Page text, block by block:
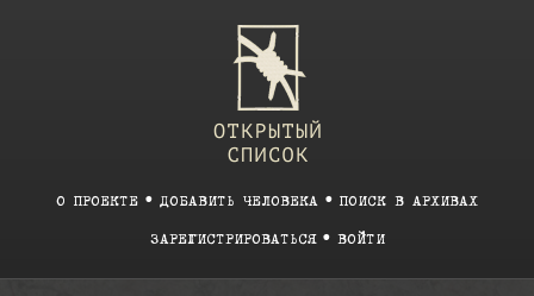
О ПРОЕКТЕ ДОБАВИТЬ ЧЕЛОВЕКА ПОИСК В АРХИВАХ
ЗАРЕГИСТРИРОВАТЬСЯ ВОЙТИ